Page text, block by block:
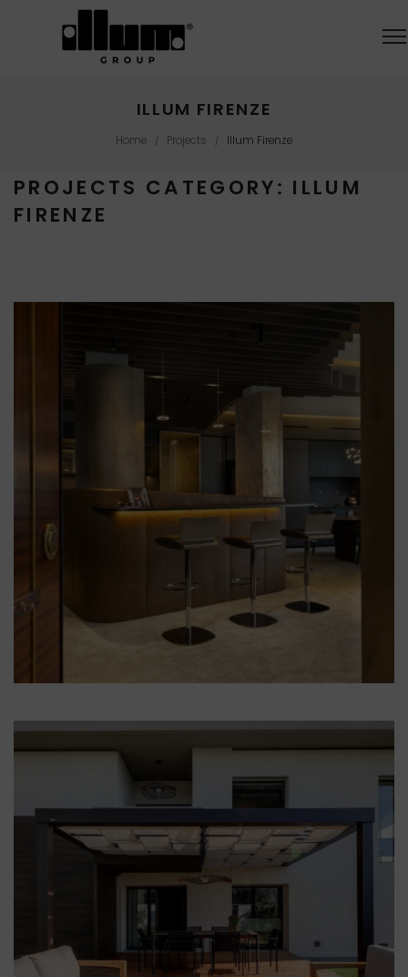
ILLUM FIRENZE
Home / Projects / Illum Firenze
PROJECTS CATEGORY: ILLUM
FIRENZE
Illum Firenze
Illum Firenze